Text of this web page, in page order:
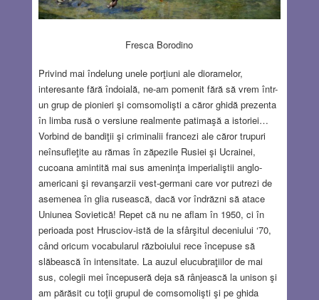
Fresca Borodino
Privind mai îndelung unele porţiuni ale dioramelor,
interesante fără îndoială, ne-am pomenit fără să vrem într-
un grup de pionieri şi comsomolişti a căror ghidă prezenta
în limba rusă o versiune realmente patimaşă a istoriei…
Vorbind de bandiţii şi criminalii francezi ale căror trupuri
neînsufleţite au rămas în zăpezile Rusiei şi Ucrainei,
cucoana amintită mai sus ameninţa imperialiştii anglo-
americani şi revanşarzii vest-germani care vor putrezi de
asemenea în glia rusească, dacă vor îndrăzni să atace
Uniunea Sovietică! Repet că nu ne aflam în 1950, ci în
perioada post Hrusciov-istă de la sfârşitul deceniului ‘70,
când oricum vocabularul războiului rece începuse să
slăbească în intensitate. La auzul elucubraţiilor de mai
sus, colegii mei începuseră deja să rânjească la unison şi
am părăsit cu toţii grupul de comsomolişti şi pe ghida